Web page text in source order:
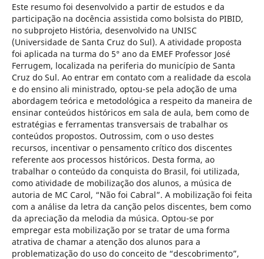
Este resumo foi desenvolvido a partir de estudos e da
participação na docência assistida como bolsista do PIBID,
no subprojeto História, desenvolvido na UNISC
(Universidade de Santa Cruz do Sul). A atividade proposta
foi aplicada na turma do 5° ano da EMEF Professor José
Ferrugem, localizada na periferia do município de Santa
Cruz do Sul. Ao entrar em contato com a realidade da escola
e do ensino ali ministrado, optou-se pela adoção de uma
abordagem teórica e metodológica a respeito da maneira de
ensinar conteúdos históricos em sala de aula, bem como de
estratégias e ferramentas transversais de trabalhar os
conteúdos propostos. Outrossim, com o uso destes
recursos, incentivar o pensamento crítico dos discentes
referente aos processos históricos. Desta forma, ao
trabalhar o conteúdo da conquista do Brasil, foi utilizada,
como atividade de mobilização dos alunos, a música de
autoria de MC Carol, “Não foi Cabral”. A mobilização foi feita
com a análise da letra da canção pelos discentes, bem como
da apreciação da melodia da música. Optou-se por
empregar esta mobilização por se tratar de uma forma
atrativa de chamar a atenção dos alunos para a
problematização do uso do conceito de “descobrimento”,